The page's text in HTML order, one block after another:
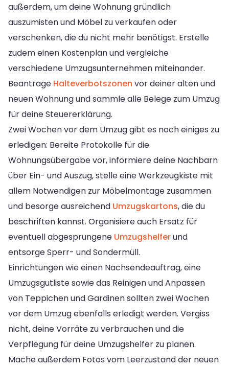
außerdem, um deine Wohnung gründlich
auszumisten und Möbel zu verkaufen oder
verschenken, die du nicht mehr benötigst. Erstelle
zudem einen Kostenplan und vergleiche
verschiedene Umzugsunternehmen miteinander.
Beantrage Halteverbotszonen vor deiner alten und
neuen Wohnung und sammle alle Belege zum Umzug
für deine Steuererklärung.
Zwei Wochen vor dem Umzug gibt es noch einiges zu
erledigen: Bereite Protokolle für die
Wohnungsübergabe vor, informiere deine Nachbarn
über Ein- und Auszug, stelle eine Werkzeugkiste mit
allem Notwendigen zur Möbelmontage zusammen
und besorge ausreichend Umzugskartons, die du
beschriften kannst. Organisiere auch Ersatz für
eventuell abgesprungene Umzugshelferund
entsorge Sperr- und Sondermüll.
Einrichtungen wie einen Nachsendeauftrag, eine
Umzugsgutliste sowie das Reinigen und Anpassen
von Teppichen und Gardinen sollten zwei Wochen
vor dem Umzug ebenfalls erledigt werden. Vergiss
nicht, deine Vorräte zu verbrauchen und die
Verpflegung für deine Umzugshelfer zu planen.
Mache außerdem Fotos vom Leerzustand der neuen